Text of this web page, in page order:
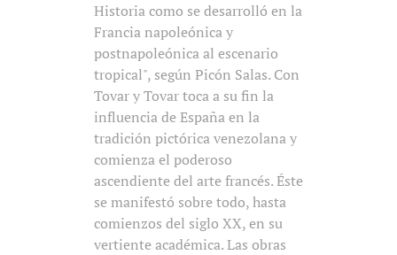
Historia como se desarrolló en la
Francia napoleónica y
postnapoleónica al escenario
tropical", según Picón Salas. Con
Tovar y Tovar toca a su fin la
influencia de España en la
tradición pictórica venezolana y
comienza el poderoso
ascendiente del arte francés. Éste
se manifestó sobre todo, hasta
comienzos del siglo XX, en su
vertiente académica. Las obras